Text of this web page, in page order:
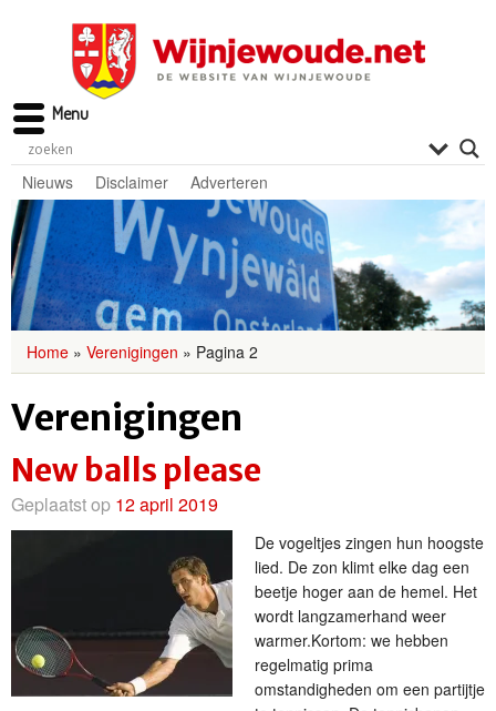
Nieuws Disclaimer Adverteren
Home » Verenigingen » Pagina 2
Verenigingen
New balls please
Geplaatst op 12 april 2019
De vogeltjes zingen hun hoogste
lied. De zon klimt elke dag een
beetje hoger aan de hemel. Het
wordt langzamerhand weer
warmer.Kortom: we hebben
regelmatig prima
omstandigheden om een partijtje
Menu